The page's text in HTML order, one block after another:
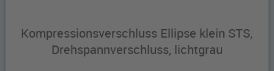
Kompressionsverschluss Ellipse klein STS,
Drehspannverschluss, lichtgrau